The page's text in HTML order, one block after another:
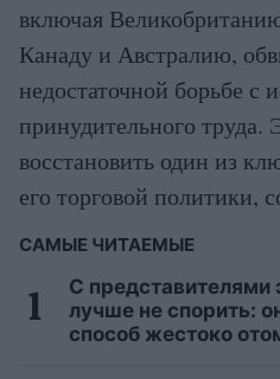
включая
Канаду и Австралию,
недостаточной борьбе с
принудительного труда.
восстановить один из
его торговой политики,
САМЫЕ ЧИТАЕМЫЕ
С представителями
лучше не спорить:
способ жестоко